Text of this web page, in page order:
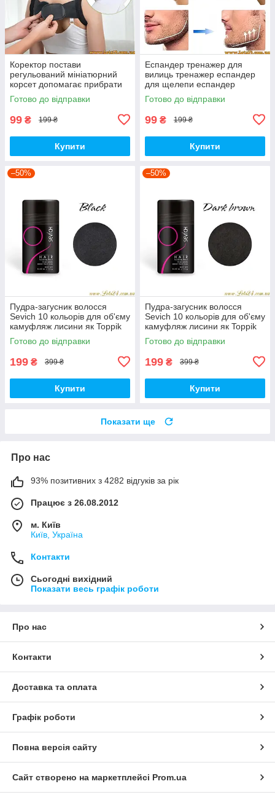
Коректор постави
регульований мініатюрний
корсет допомагає прибрати
сувулість
Готово до відправки
99 ₴ 199 ₴
Купити
Еспандер тренажер для
вилиць тренажер еспандер
для щелепи еспандер
тренажер для обличчя
еспандер тренажер для скул
Готово до відправки
99 ₴ 199 ₴
Купити
–50%
Пудра-загусник волосся
Sevich 10 кольорів для об'єму
камуфляж лисини як Toppik
Fully Caboki
Готово до відправки
199 ₴ 399 ₴
Купити
–50%
Пудра-загусник волосся
Sevich 10 кольорів для об'єму
камуфляж лисини як Toppik
Fully Caboki Dark Brown
Готово до відправки
199 ₴ 399 ₴
Купити
Показати ще
Про нас
93% позитивних з 4282 відгуків за рік
Працює з 26.08.2012
м. Київ
Київ, Україна
Контакти
Сьогодні вихідний
Показати весь графік роботи
Про нас
Контакти
Доставка та оплата
Графік роботи
Повна версія сайту
Сайт створено на маркетплейсі Prom.ua